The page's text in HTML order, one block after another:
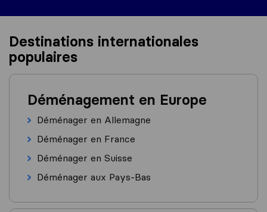
Destinations internationales
populaires
Déménagement en Europe
Déménager en Allemagne
Déménager en France
Déménager en Suisse
Déménager aux Pays-Bas